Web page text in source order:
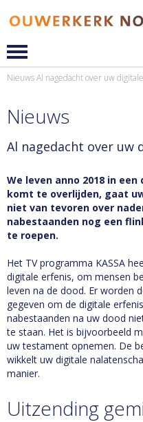
NieuwsAl nagedacht over uw
Nieuws
Al nagedacht over uw
We leven anno 2018 in
komt te overlijden, gaat
niet van tevoren over
nabestaanden nog een
te roepen.
Het TV programma KASSA
digitale erfenis, om mensen
leven na de dood. Er worden
gegeven om de digitale
nabestaanden na uw dood
te staan. Het is bijvoorbeeld
uw testament opnemen. De
wikkelt uw digitale
manier.
Uitzending